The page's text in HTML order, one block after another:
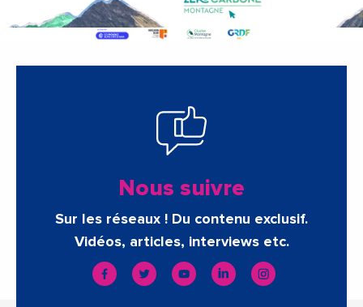
Nous suivre
Sur les réseaux ! Du contenu exclusif.
Vidéos, articles, interviews etc.